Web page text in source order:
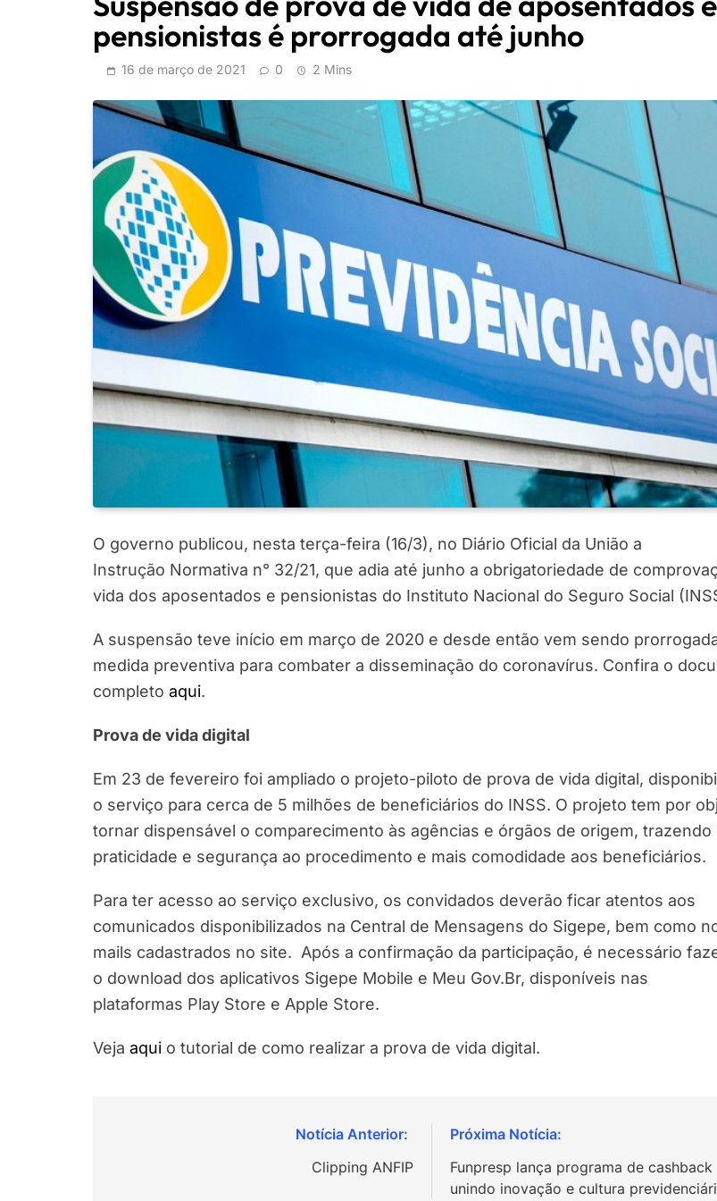
pensionistas é prorrogada até junho
16 de março de 2021 0 2 Mins
O governo publicou, nesta terça-feira (16/3), no Diário Oficial da União a
Instrução Normativa n° 32/21, que adia até junho a obrigatoriedade de
vida dos aposentados e pensionistas do Instituto Nacional do Seguro Social
A suspensão teve início em março de 2020 e desde então vem sendo
medida preventiva para combater a disseminação do coronavírus. Confira o
completo aqui.
Prova de vida digital
Em 23 de fevereiro foi ampliado o projeto-piloto de prova de vida digital,
o serviço para cerca de 5 milhões de beneficiários do INSS. O projeto tem por
tornar dispensável o comparecimento às agências e órgãos de origem, trazendo
praticidade e segurança ao procedimento e mais comodidade aos beneficiários.
Para ter acesso ao serviço exclusivo, os convidados deverão ficar atentos aos
comunicados disponibilizados na Central de Mensagens do Sigepe, bem como
mails cadastrados no site. Após a confirmação da participação, é necessário
o download dos aplicativos Sigepe Mobile e Meu Gov.Br, disponíveis nas
plataformas Play Store e Apple Store.
Veja aqui o tutorial de como realizar a prova de vida digital.
Clipping ANFIP
Funpresp lança programa de cashback
unindo inovação e cultura